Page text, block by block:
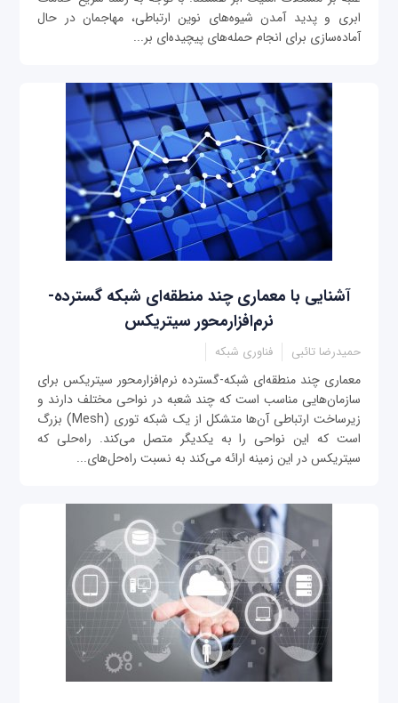
ابری و پدید آمدن شیوه‌های نوین ارتباطی، مهاجمان در حال
آماده‌سازی برای انجام حمله‌های پیچیده‌ای بر...
آشنایی با معماری چند منطقه‌ای شبکه گسترده-
نرم‌افزارمحور سیتریکس
حمیدرضا تائبی فناوری شبکه
معماری چند منطقه‌ای شبکه-گسترده نرم‌افزارمحور سیتریکس برای
سازمان‌هایی مناسب است که چند شعبه در نواحی مختلف دارند و
زیرساخت ارتباطی آن‌ها متشکل از یک شبکه توری (Mesh) بزرگ
است که این نواحی را به یکدیگر متصل می‌کند. راه‌حلی که
سیتریکس در این زمینه ارائه می‌کند به نسبت راه‌حل‌های...